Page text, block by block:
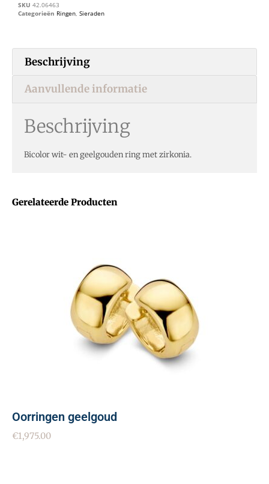
Gerelateerde Producten
Oorringen geelgoud
€1,975.00
SKU 42.06463
Categorieën Ringen, Sieraden
Beschrijving
Aanvullende informatie
Beschrijving
Bicolor wit- en geelgouden ring met zirkonia.